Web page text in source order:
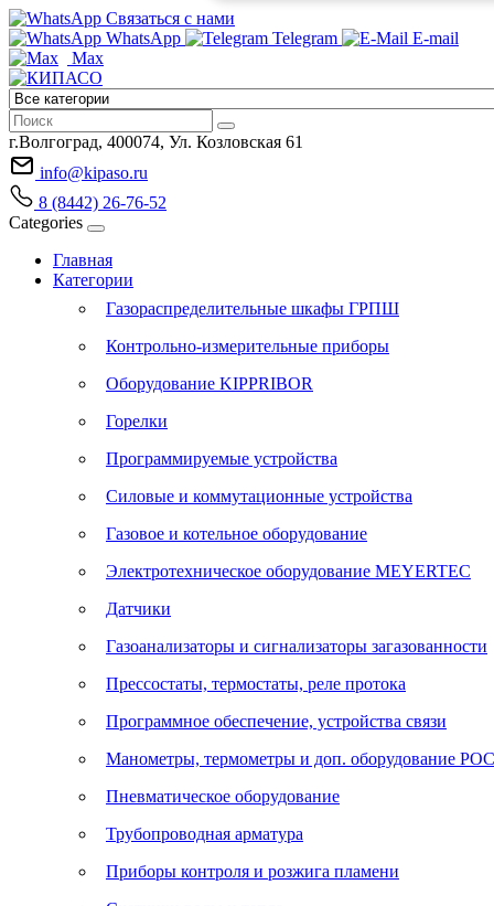
Связаться с нами
WhatsApp
Telegram
E-mail
Max
г.Волгоград, 400074, Ул. Козловская 61
info@kipaso.ru
8 (8442) 26-76-52
Categories
Главная
Категории
Газораспределительные шкафы ГРПШ
Контрольно-измерительные приборы
Оборудование KIPPRIBOR
Горелки
Программируемые устройства
Силовые и коммутационные устройства
Газовое и котельное оборудование
Электротехническое оборудование MEYERTEC
Датчики
Газоанализаторы и сигнализаторы загазованности
Прессостаты, термостаты, реле протока
Программное обеспечение, устройства связи
Манометры, термометры и доп. оборудование
Пневматическое оборудование
Трубопроводная арматура
Приборы контроля и розжига пламени